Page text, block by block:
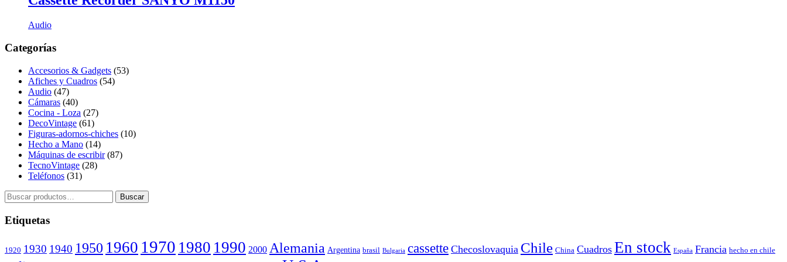
Audio
Categorías
Accesorios & Gadgets (53)
Afiches y Cuadros (54)
Audio (47)
Cámaras (40)
Cocina - Loza (27)
DecoVintage (61)
Figuras-adornos-chiches (10)
Hecho a Mano (14)
Máquinas de escribir (87)
TecnoVintage (28)
Teléfonos (31)
Buscar
por:
Buscar
Etiquetas
1920 1930 1940 1950 1960 1970 1980 1990 2000 Alemania Argentina brasil Bulgaria cassette Checoslovaquia Chile China Cuadros En stock España Francia hecho en chile